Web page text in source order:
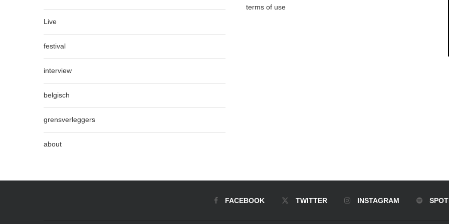
Live
festival
interview
belgisch
grensverleggers
about
terms of use
FACEBOOK TWITTER INSTAGRAM